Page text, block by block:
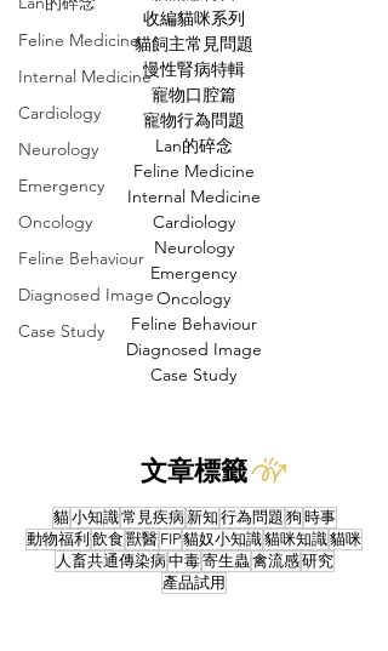
Feline Medicine
Internal Medicine
Cardiology
Neurology
Emergency
Oncology
Feline Behaviour
Diagnosed Image
Case Study
收編貓咪系列
貓飼主常見問題
慢性腎病特輯
寵物口腔篇
寵物行為問題
Lan的碎念
Feline Medicine
Internal Medicine
Cardiology
Neurology
Emergency
Oncology
Feline Behaviour
Diagnosed Image
Case Study
文章標籤
貓小知識常見疾病 新知 行為問題 狗 時事
動物福利 飲食獸醫 FIP貓奴小知識貓咪知識貓咪
人畜共通傳染病 中毒寄生蟲 禽流感研究
產品試用